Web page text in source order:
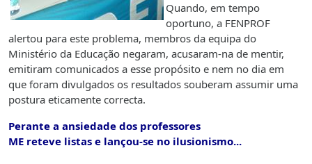
Quando, em tempo
oportuno, a FENPROF
alertou para este problema, membros da equipa do
Ministério da Educação negaram, acusaram-na de mentir,
emitiram comunicados a esse propósito e nem no dia em
que foram divulgados os resultados souberam assumir uma
postura eticamente correcta.
Perante a ansiedade dos professores
ME reteve listas e lançou-se no ilusionismo...